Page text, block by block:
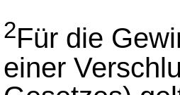
2Für die
einer